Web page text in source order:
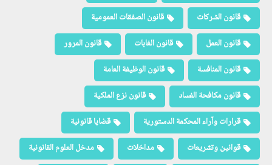
قانون الشركات
قانون الصفقات العمومية
قانون العمل
قانون الغابات
قانون المرور
قانون المنافسة
قانون الوظيفة العامة
قانون مكافحة الفساد
قانون نزع الملكية
قرارات وآراء المحكمة الدستورية
قضايا قانونية
قوانين وتشريعات
مداخلات
مدخل العلوم القانونية